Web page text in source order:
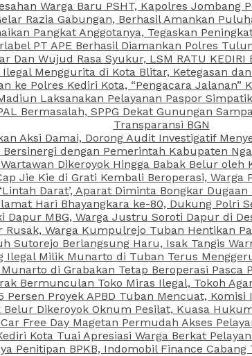
Warga Baru PSHT, Kapolres Jombang
Razia Gabungan, Berhasil Amankan
Pangkat Anggotanya, Tegaskan
PT APE Berhasil Diamankan Polres
Dan Wujud Rasa Syukur, LSM RATU
Ilegal Menggurita di Kota Blitar, Ketegasan
ke Polres Kediri Kota, “Pengacara Jalanan”
Laksanakan Pelayanan Paspor
Bermasalah, SPPG Dekat Gunungan
Transparansi BGN
Aksi Damai, Dorong Audit Investigatif
dengan Pemerintah Kabupaten
Dikeroyok Hingga Babak Belur
Jie Kie di Grati Kembali Beroperasi, Warga
Darat’, Aparat Diminta Bongkar
Hari Bhayangkara ke-80, Dukung Polri
Dapur MBG, Warga Justru Soroti Dapur di
Warga Kumpulrejo Tuban Hentikan
Sutorejo Berlangsung Haru, Isak Tangis
Ilegal Milik Munarto di Tuban Terus
di Grabakan Tetap Beroperasi
Bermunculan Toko Miras Ilegal, Tokoh
Persen Proyek APBD Tuban Mencuat, Komisi
Dikeroyok Oknum Pesilat, Kuasa
Free Day Magetan Permudah Akses
Kota Tuai Apresiasi Warga Berkat
Penitipan BPKB, Indomobil Finance